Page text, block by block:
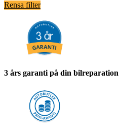
Rensa filter
3 års garanti på din bilreparation